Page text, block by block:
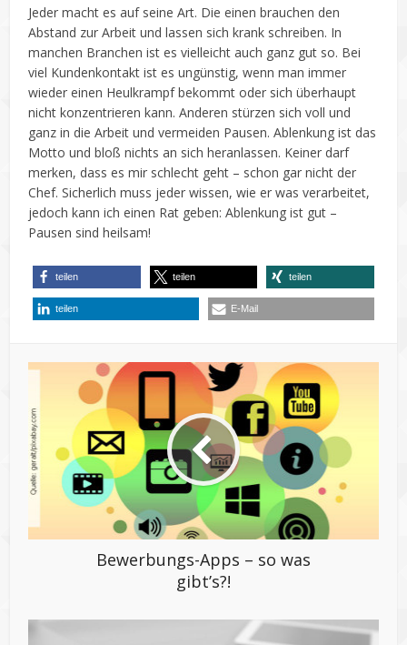
Jeder macht es auf seine Art. Die einen brauchen den
Abstand zur Arbeit und lassen sich krank schreiben. In
manchen Branchen ist es vielleicht auch ganz gut so. Bei
viel Kundenkontakt ist es ungünstig, wenn man immer
wieder einen Heulkrampf bekommt oder sich überhaupt
nicht konzentrieren kann. Anderen stürzen sich voll und
ganz in die Arbeit und vermeiden Pausen. Ablenkung ist das
Motto und bloß nichts an sich heranlassen. Keiner darf
merken, dass es mir schlecht geht – schon gar nicht der
Chef. Sicherlich muss jeder wissen, wie er was verarbeitet,
jedoch kann ich einen Rat geben: Ablenkung ist gut –
Pausen sind heilsam!
teilen teilen teilen
teilen E-Mail
Bewerbungs-Apps – so was
gibt’s?!